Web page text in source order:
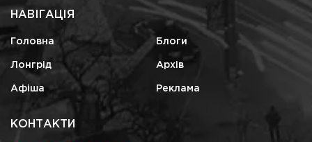
НАВІГАЦІЯ
Головна Блоги
Лонгрід Архів
Афіша Реклама
КОНТАКТИ